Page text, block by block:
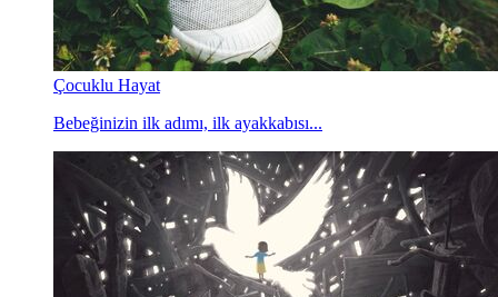
Çocuklu Hayat
Bebeğinizin ilk adımı, ilk ayakkabısı...